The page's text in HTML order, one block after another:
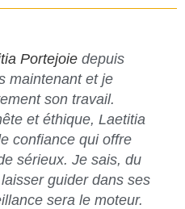
Portejoie depuis
maintenant et je
son travail.
et éthique, Laetitia
confiance qui offre
sérieux. Je sais, du
guider dans ses
sera le moteur.